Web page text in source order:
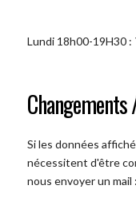
Lundi 18h00-19H30 :
Si les données
nécessitent d'être
nous envoyer un mail :